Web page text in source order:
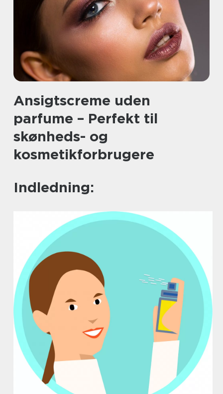
Ansigtscreme uden
parfume – Perfekt til
skønheds- og
kosmetikforbrugere
Indledning: